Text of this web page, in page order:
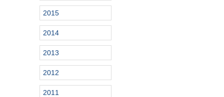
2015
2014
2013
2012
2011